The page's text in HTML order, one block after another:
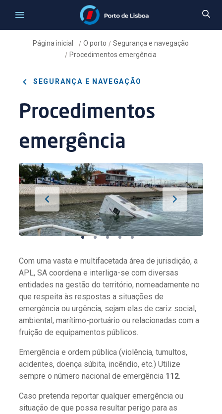
Página inicial /O porto /Segurança e navegação
/ Procedimentos emergência
SEGURANÇA E NAVEGAÇÃO
Procedimentos
emergência
Com uma vasta e multifacetada área de jurisdição, a
APL, SA coordena e interliga-se com diversas
entidades na gestão do território, nomeadamente no
que respeita às respostas a situações de
emergência ou urgência, sejam elas de cariz social,
ambiental, marítimo-portuário ou relacionadas com a
fruição de equipamentos públicos.
Emergência e ordem pública (violência, tumultos,
acidentes, doença súbita, incêndio, etc.) Utilize
sempre o número nacional de emergência 112
Caso pretenda reportar qualquer emergência ou
situação de que possa resultar perigo para as